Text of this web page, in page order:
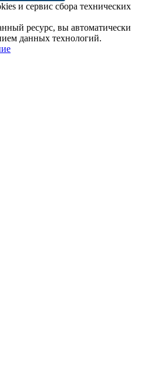
и сервис сбора технических
ресурс, вы автоматически
данных технологий.